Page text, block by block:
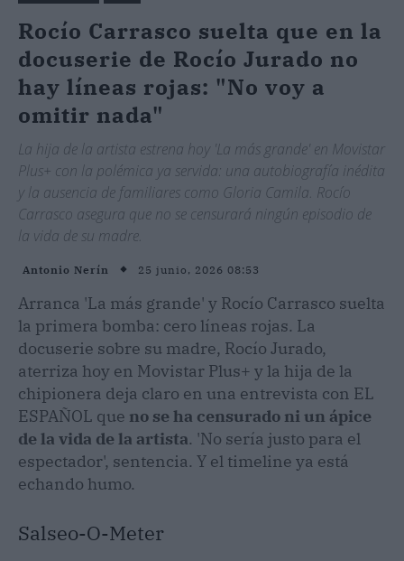
Rocío Carrasco suelta que en la
docuserie de Rocío Jurado no
hay líneas rojas: "No voy a
omitir nada"
La hija de la artista estrena hoy 'La más grande' en Movistar
Plus+ con la polémica ya servida: una autobiografía inédita
y la ausencia de familiares como Gloria Camila. Rocío
Carrasco asegura que no se censurará ningún episodio de
la vida de su madre.
Antonio Nerín 25 junio, 2026 08:53
Arranca 'La más grande' y Rocío Carrasco suelta
la primera bomba: cero líneas rojas. La
docuserie sobre su madre, Rocío Jurado,
aterriza hoy en Movistar Plus+ y la hija de la
chipionera deja claro en una entrevista con EL
ESPAÑOL que no se ha censurado ni un ápice
de la vida de la artista. 'No sería justo para el
espectador', sentencia. Y el timeline ya está
echando humo.
Salseo-O-Meter